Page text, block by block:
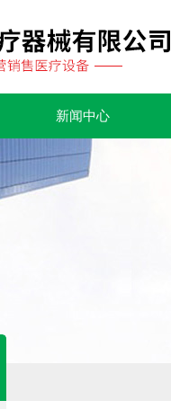
新闻中心